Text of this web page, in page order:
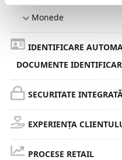
Monede
IDENTIFICARE
DOCUMENTE
SECURITATE
EXPERIENȚA
PROCESE RETAIL